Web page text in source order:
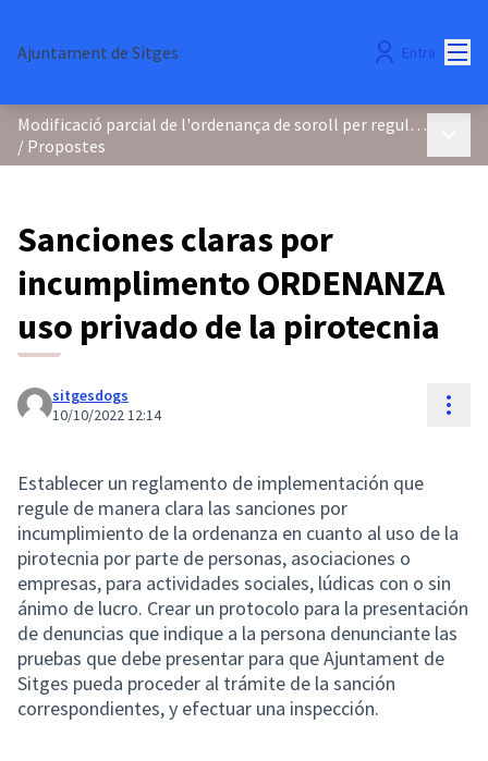
Ajuntament de Sitges Entra
Modificació parcial de l'ordenança de soroll per regular els focs d'artifici i la pirotècnia
/ Propostes
Sanciones claras por
incumplimento ORDENANZA
uso privado de la pirotecnia
sitgesdogs
10/10/2022 12:14
Establecer un reglamento de implementación que
regule de manera clara las sanciones por
incumplimiento de la ordenanza en cuanto al uso de la
pirotecnia por parte de personas, asociaciones o
empresas, para actividades sociales, lúdicas con o sin
ánimo de lucro. Crear un protocolo para la presentación
de denuncias que indique a la persona denunciante las
pruebas que debe presentar para que Ajuntament de
Sitges pueda proceder al trámite de la sanción
correspondientes, y efectuar una inspección.